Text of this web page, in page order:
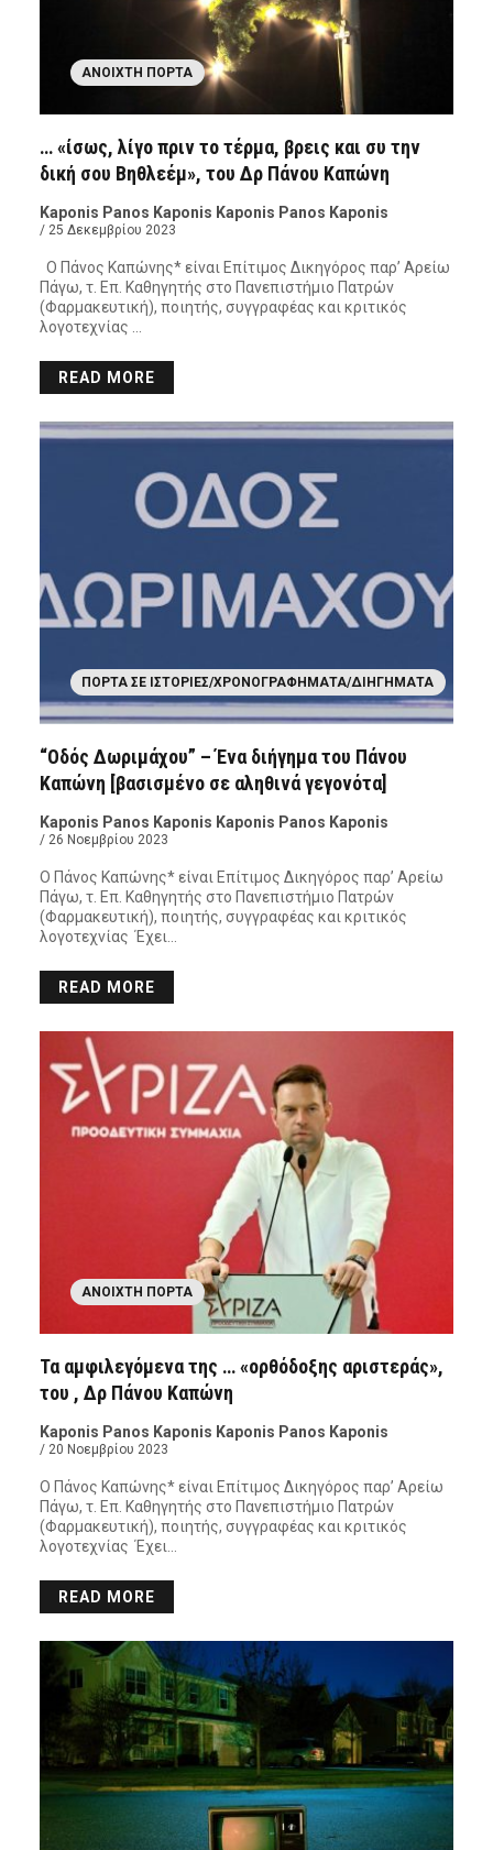
ΑΝΟΙΧΤΉ ΠΌΡΤΑ
… «ίσως, λίγο πριν το τέρμα, βρεις και συ την
δική σου Βηθλεέμ», του Δρ Πάνου Καπώνη
Kaponis Panos Kaponis Kaponis Panos Kaponis
/ 25 Δεκεμβρίου 2023
Ο Πάνος Καπώνης* είναι Επίτιμος Δικηγόρος παρ’ Αρείω
Πάγω, τ. Επ. Καθηγητής στο Πανεπιστήμιο Πατρών
(Φαρμακευτική), ποιητής, συγγραφέας και κριτικός
λογοτεχνίας …
READ MORE
ΠΌΡΤΑ ΣΕ ΙΣΤΟΡΊΕΣ/ΧΡΟΝΟΓΡΑΦΉΜΑΤΑ/ΔΙΗΓΉΜΑΤΑ
“Οδός Δωριμάχου” – Ένα διήγημα του Πάνου
Καπώνη [βασισμένο σε αληθινά γεγονότα]
Kaponis Panos Kaponis Kaponis Panos Kaponis
/ 26 Νοεμβρίου 2023
Ο Πάνος Καπώνης* είναι Επίτιμος Δικηγόρος παρ’ Αρείω
Πάγω, τ. Επ. Καθηγητής στο Πανεπιστήμιο Πατρών
(Φαρμακευτική), ποιητής, συγγραφέας και κριτικός
λογοτεχνίας Έχει…
READ MORE
ΑΝΟΙΧΤΉ ΠΌΡΤΑ
Τα αμφιλεγόμενα της … «ορθόδοξης αριστεράς»,
του , Δρ Πάνου Καπώνη
Kaponis Panos Kaponis Kaponis Panos Kaponis
/ 20 Νοεμβρίου 2023
Ο Πάνος Καπώνης* είναι Επίτιμος Δικηγόρος παρ’ Αρείω
Πάγω, τ. Επ. Καθηγητής στο Πανεπιστήμιο Πατρών
(Φαρμακευτική), ποιητής, συγγραφέας και κριτικός
λογοτεχνίας Έχει…
READ MORE